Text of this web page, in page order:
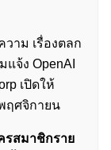
าม เรื่องตลก
จ้ง OpenAI
เปิดให้
ฤศจิกายน
รสมาชิกราย